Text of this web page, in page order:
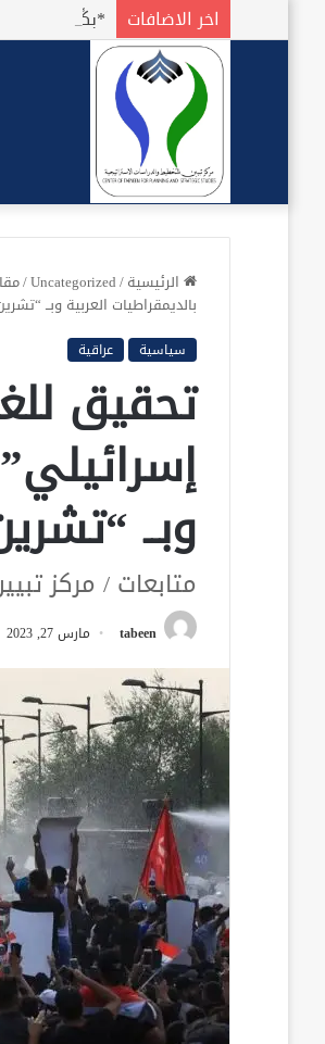
اخر الاضافات
الرئيسية/
Uncategorized
/
بالديمقراطيات العربية وبــ
سياسية عراقية
تحقيق
وبــ
متابعات / مركز
tabeen مارس 27, 2023